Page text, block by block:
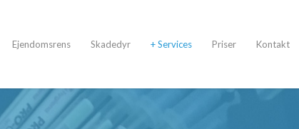
Ejendomsrens Skadedyr + Services Priser Kontakt